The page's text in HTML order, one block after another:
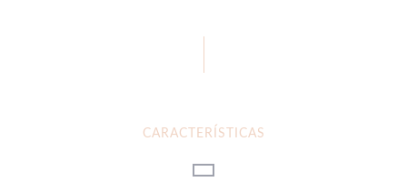
CARACTERÍSTICAS